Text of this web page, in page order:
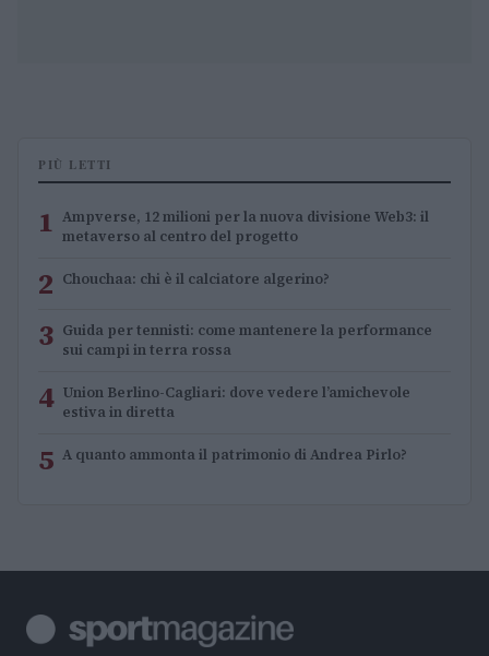
PIÙ LETTI
1 Ampverse, 12 milioni per la nuova divisione Web3: il
metaverso al centro del progetto
2 Chouchaa: chi è il calciatore algerino?
3 Guida per tennisti: come mantenere la performance
sui campi in terra rossa
4 Union Berlino-Cagliari: dove vedere l’amichevole
estiva in diretta
5 A quanto ammonta il patrimonio di Andrea Pirlo?